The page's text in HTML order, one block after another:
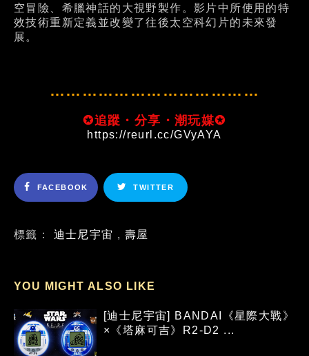
空冒險、希臘神話的大視野製作。影片中所使用的特
效技術重新定義並改變了往後太空科幻片的未來發
展。
…………………………………
✪追蹤・分享・潮玩媒✪
https://reurl.cc/GVyAYA
FACEBOOK TWITTER
標籤： 迪士尼宇宙 , 壽屋
YOU MIGHT ALSO LIKE
[迪士尼宇宙] BANDAI《星際大戰》
×《塔麻可吉》R2-D2 ...